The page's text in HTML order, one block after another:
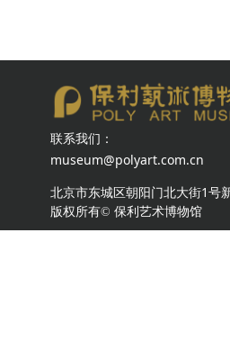
版权所有© 保利艺术博物馆
联系我们：
museum@polyart.com.cn
北京市东城区朝阳门北大街1号